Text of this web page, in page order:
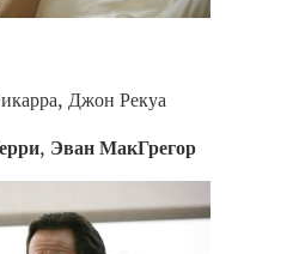
Джон Рекуа
, Эван МакГрегор